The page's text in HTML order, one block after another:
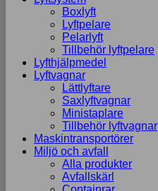
Boxlyft
Lyftpelare
Pelarlyft
Tillbehör lyftpelare
Lyfthjälpmedel
Lyftvagnar
Lättlyftare
Saxlyftvagnar
Ministaplare
Tillbehör lyftvagnar
Maskintransportörer
Miljö och avfall
Alla produkter
Avfallskärl